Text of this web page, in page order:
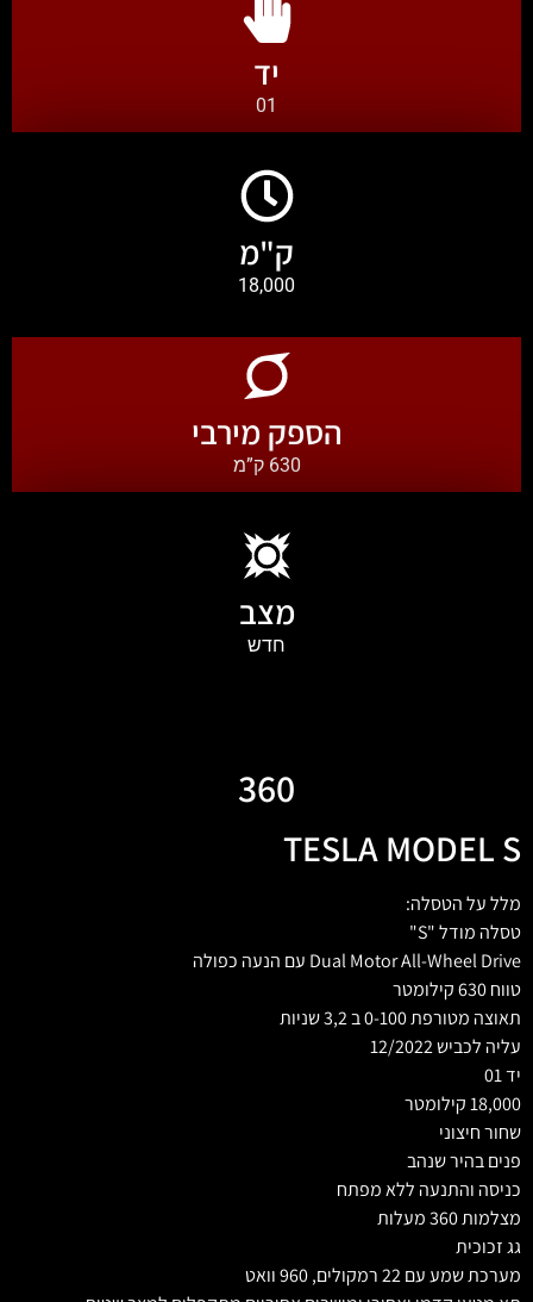
יד
01
ק"מ
18,000
הספק מירבי
630 ק”מ
מצב
חדש
360
TESLA MODEL S
מלל על הטסלה:
טסלה מודל "S"
Dual Motor All-Wheel Drive עם הנעה כפולה
טווח 630 קילומטר
תאוצה מטורפת 0-100 ב 3,2 שניות
עליה לכביש 12/2022
יד 01
18,000 קילומטר
שחור חיצוני
פנים בהיר שנהב
כניסה והתנעה ללא מפתח
מצלמות 360 מעלות
גג זכוכית
מערכת שמע עם 22 רמקולים, 960 וואט